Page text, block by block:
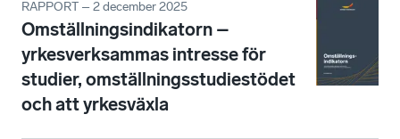
RAPPORT – 2 december 2025
Omställningsindikatorn –
yrkesverksammas intresse för
studier, omställningsstudiestödet
och att yrkesväxla